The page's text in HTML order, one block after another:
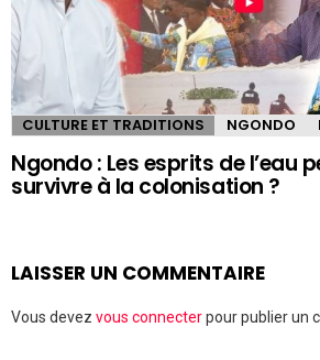
CULTURE ET TRADITIONS NGONDO
Ngondo : Les esprits de l’eau
survivre à la colonisation ?
LAISSER UN COMMENTAIRE
Vous devez vous connecterpour publier un